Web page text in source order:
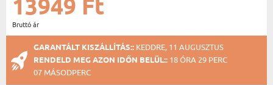
13949 Ft
Bruttó ár
GARANTÁLT KISZÁLLÍTÁS:: KEDDRE, 11 AUGUSZTUS
RENDELD MEG AZON IDŐN BELÜL:: 18 ÓRA 29 PERC
06 MÁSODPERC